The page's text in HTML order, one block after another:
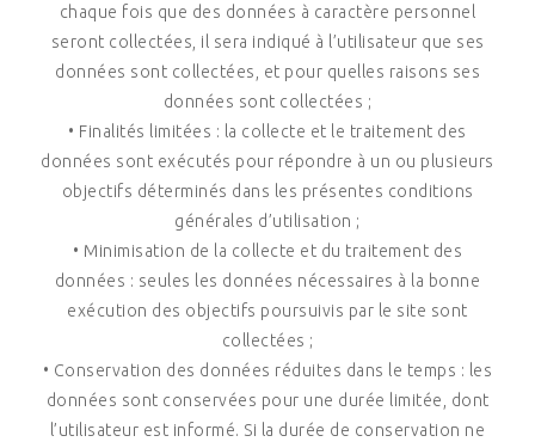
chaque fois que des données à caractère personnel
seront collectées, il sera indiqué à l’utilisateur que ses
données sont collectées, et pour quelles raisons ses
données sont collectées ;
• Finalités limitées : la collecte et le traitement des
données sont exécutés pour répondre à un ou plusieurs
objectifs déterminés dans les présentes conditions
générales d’utilisation ;
• Minimisation de la collecte et du traitement des
données : seules les données nécessaires à la bonne
exécution des objectifs poursuivis par le site sont
collectées ;
• Conservation des données réduites dans le temps : les
données sont conservées pour une durée limitée, dont
l’utilisateur est informé. Si la durée de conservation ne